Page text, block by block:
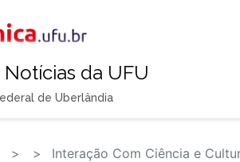
da UFU
de Uberlândia
Interação Com Ciência e